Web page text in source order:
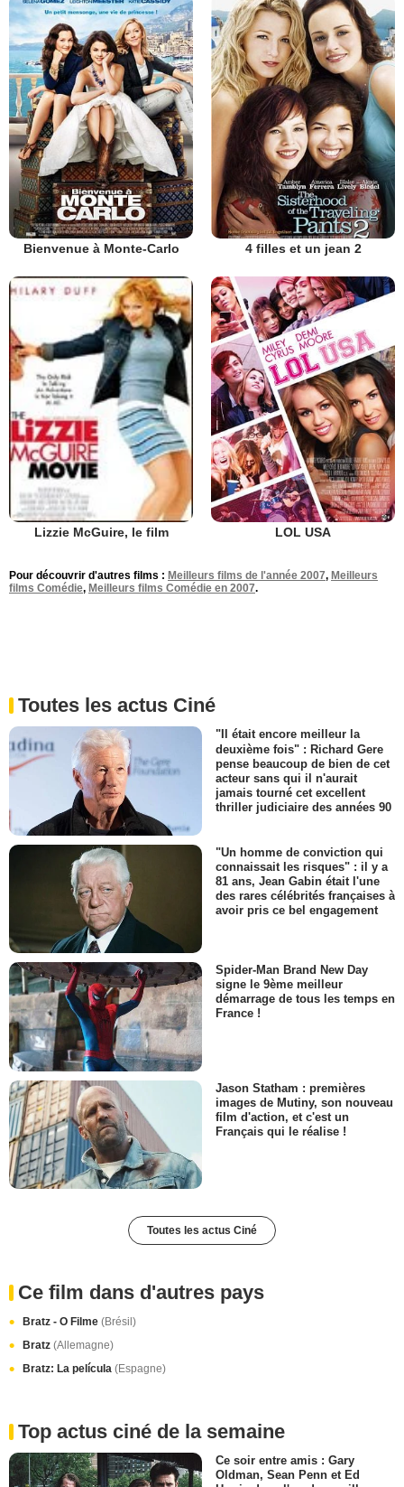
Bienvenue à Monte-Carlo 4 filles et un jean 2
Lizzie McGuire, le film LOL USA
Pour découvrir d'autres films : Meilleurs films de l'année 2007, Meilleurs
films Comédie, Meilleurs films Comédie en 2007.
Toutes les actus Ciné
"Il était encore meilleur la
deuxième fois" : Richard Gere
pense beaucoup de bien de cet
acteur sans qui il n'aurait
jamais tourné cet excellent
thriller judiciaire des années 90
"Un homme de conviction qui
connaissait les risques" : il y a
81 ans, Jean Gabin était l'une
des rares célébrités françaises à
avoir pris ce bel engagement
Spider-Man Brand New Day
signe le 9ème meilleur
démarrage de tous les temps en
France !
Jason Statham : premières
images de Mutiny, son nouveau
film d'action, et c'est un
Français qui le réalise !
Toutes les actus Ciné
Ce film dans d'autres pays
Bratz - O Filme (Brésil)
Bratz (Allemagne)
Bratz: La película (Espagne)
Top actus ciné de la semaine
Ce soir entre amis : Gary
Oldman, Sean Penn et Ed